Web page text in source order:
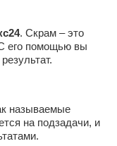
. Скрам – это
его помощью вы
называемые
на подзадачи, и